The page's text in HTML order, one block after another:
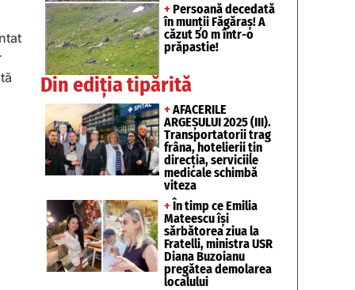
+ Persoană decedată
în munții Făgăraș! A
căzut 50 m într-o
prăpastie!
Din ediția tipărită
+ AFACERILE
ARGEȘULUI 2025 (III).
Transportatorii trag
frâna, hotelierii țin
direcția, serviciile
medicale schimbă
viteza
+ În timp ce Emilia
Mateescu își
sărbătorea ziua la
Fratelli, ministra USR
Diana Buzoianu
pregătea demolarea
localului